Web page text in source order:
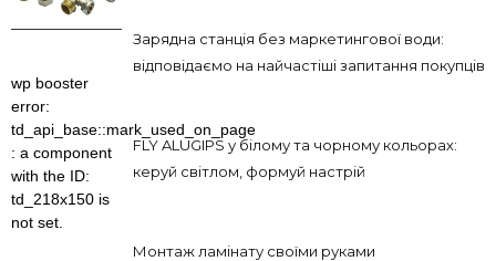
wp booster
error:
td_api_base::mark_used_on_page
: a component
with the ID:
td_218x150 is
not set.
Зарядна станція без маркетингової води:
відповідаємо на найчастіші запитання покупців
FLY ALUGIPS у білому та чорному кольорах:
керуй світлом, формуй настрій
Монтаж ламінату своїми руками